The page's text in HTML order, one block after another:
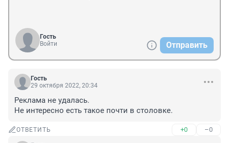
Гость
Войти
Отправить
Гость
29 октября 2022, 20:34
Реклама не удалась.
Не интересно есть такое почти в столовке.
ОТВЕТИТЬ +0 –0